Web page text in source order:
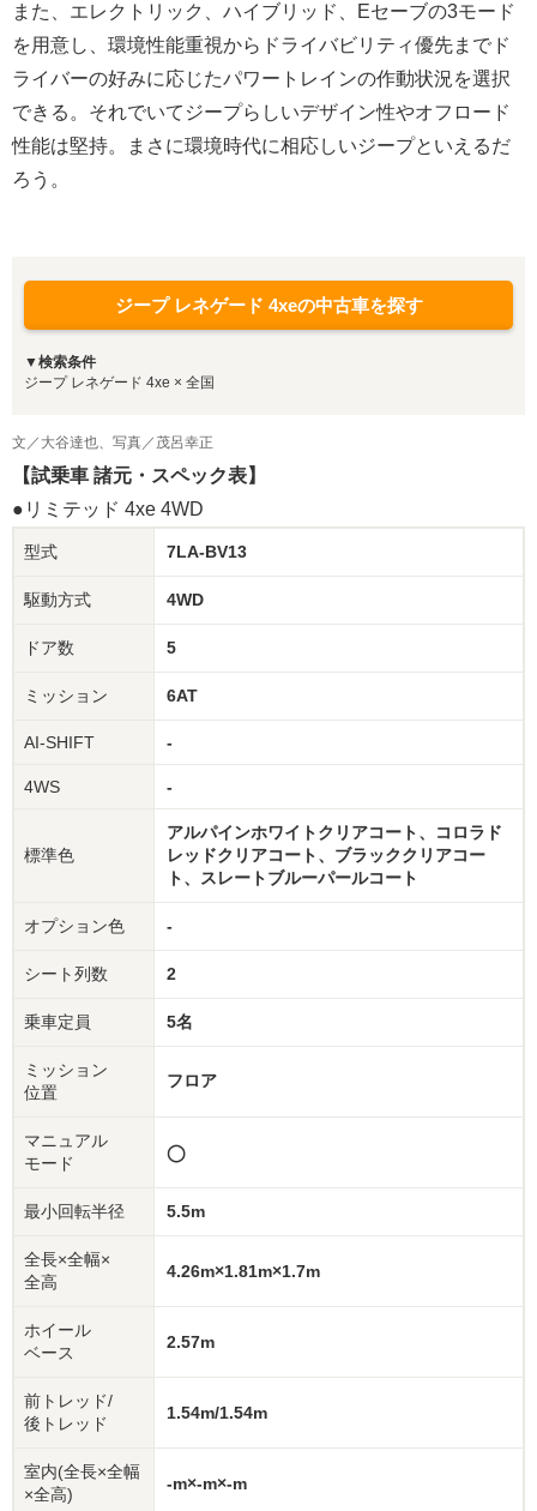
また、エレクトリック、ハイブリッド、Eセーブの3モード
を用意し、環境性能重視からドライバビリティ優先までド
ライバーの好みに応じたパワートレインの作動状況を選択
できる。それでいてジープらしいデザイン性やオフロード
性能は堅持。まさに環境時代に相応しいジープといえるだ
ろう。
ジープ レネゲード 4xeの中古車を探す
▼検索条件
ジープ レネゲード 4xe × 全国
文／大谷達也、写真／茂呂幸正
【試乗車 諸元・スペック表】
●リミテッド 4xe 4WD
型式 7LA-BV13
駆動方式 4WD
ドア数 5
ミッション 6AT
AI-SHIFT -
4WS -
標準色
アルパインホワイトクリアコート、コロラド
レッドクリアコート、ブラッククリアコー
ト、スレートブルーパールコート
オプション色 -
シート列数 2
乗車定員 5名
ミッション
位置
フロア
マニュアル
モード
◯
最小回転半径 5.5m
全長×全幅×
全高
4.26m×1.81m×1.7m
ホイール
ベース
2.57m
前トレッド/
後トレッド
1.54m/1.54m
室内(全長×全幅
×全高)
-m×-m×-m